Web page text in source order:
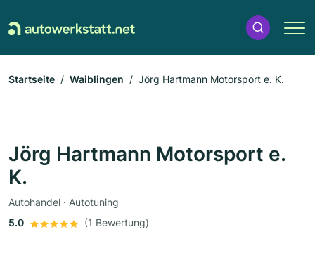
Startseite Waiblingen Jörg Hartmann Motorsport e. K.
Jörg Hartmann Motorsport e.
K.
Autohandel · Autotuning
5.0
(1 Bewertung)